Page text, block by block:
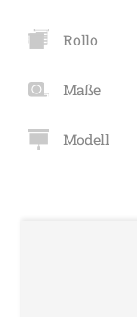
Rollo
Maße
Modell